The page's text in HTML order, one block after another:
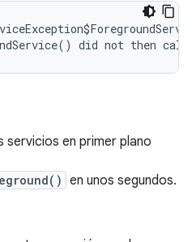
en primer plano
en unos segundos.